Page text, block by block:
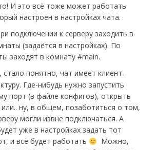
И это всё тоже может работать
настроен в настройках чата.
подключении к серверу заходить в
(задаётся в настройках). По
заходят в комнату #main.
понятно, чат имеет клиент-
Где-нибудь нужно запустить
порт (в файле конфигов), открыть
ну, в общем, позаботиться о том,
могли извне подключаться. А
уже в настройках задать тот
и всё будет работать
Можно,